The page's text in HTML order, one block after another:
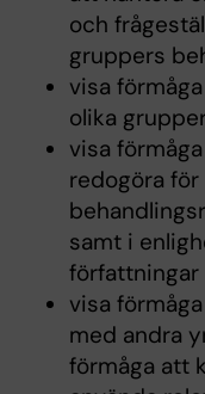
och
gruppers
visa
olika
visa
redogöra
samt i
författningar
visa
med andra
förmåga att